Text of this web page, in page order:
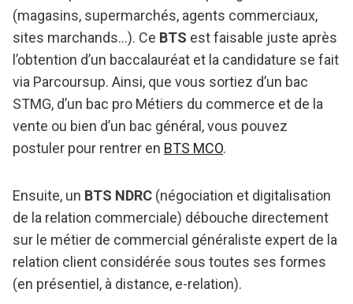
(magasins, supermarchés, agents commerciaux,
sites marchands…). Ce BTS est faisable juste après
l’obtention d’un baccalauréat et la candidature se fait
via Parcoursup. Ainsi, que vous sortiez d’un bac
STMG, d’un bac pro Métiers du commerce et de la
vente ou bien d’un bac général, vous pouvez
postuler pour rentrer en BTS MCO.
Ensuite, un BTS NDRC (négociation et digitalisation
de la relation commerciale) débouche directement
sur le métier de commercial généraliste expert de la
relation client considérée sous toutes ses formes
(en présentiel, à distance, e-relation).